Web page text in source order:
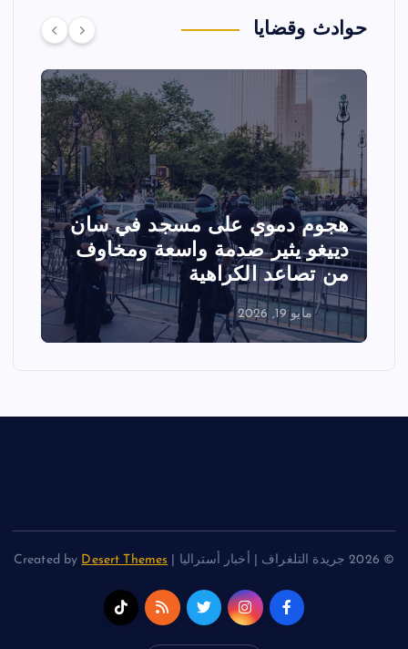
حوادث وقضايا
على مسجد في سان
صدمة واسعة ومخاوف
الكراهية
تصادم
عرض جوي في
الفعاليات
© 2026 جريدة التلغراف | أخبار أستراليا | Created by Desert Themes